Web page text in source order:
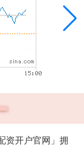
资开户官网」拥